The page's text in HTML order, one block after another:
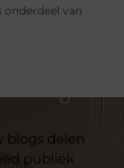
onderdeel van
blogs delen
publiek